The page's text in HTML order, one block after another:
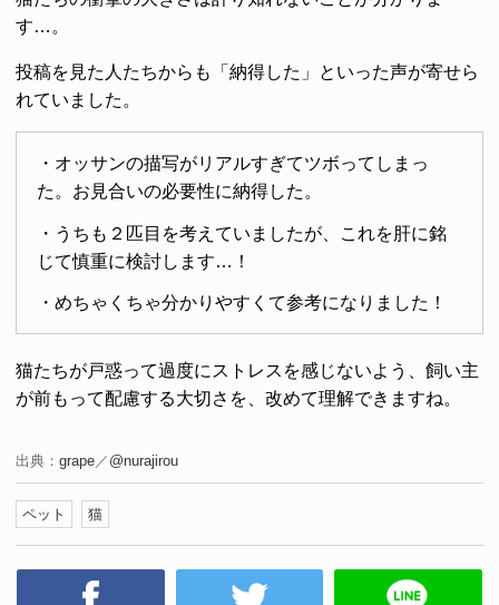
す…。
投稿を見た人たちからも「納得した」といった声が寄せら
れていました。
・オッサンの描写がリアルすぎてツボってしまっ
た。お見合いの必要性に納得した。
・うちも２匹目を考えていましたが、これを肝に銘
じて慎重に検討します…！
・めちゃくちゃ分かりやすくて参考になりました！
猫たちが戸惑って過度にストレスを感じないよう、飼い主
が前もって配慮する大切さを、改めて理解できますね。
出典： grape ／ @nurajirou
ペット 猫